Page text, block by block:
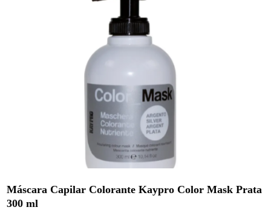
Máscara Capilar Colorante Kaypro Color Mask Prata
300 ml